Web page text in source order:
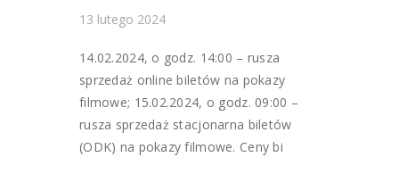
13 lutego 2024
14.02.2024, o godz. 14:00 – rusza
sprzedaż online biletów na pokazy
filmowe; 15.02.2024, o godz. 09:00 –
rusza sprzedaż stacjonarna biletów
(ODK) na pokazy filmowe. Ceny bi